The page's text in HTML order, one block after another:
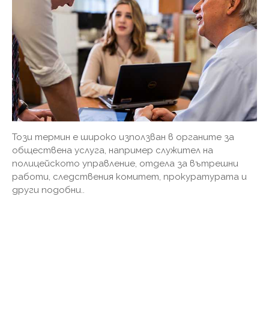
Този термин е широко използван в органите за
обществена услуга, например служител на
полицейското управление, отдела за вътрешни
работи, следствения комитет, прокуратурата и
други подобни..